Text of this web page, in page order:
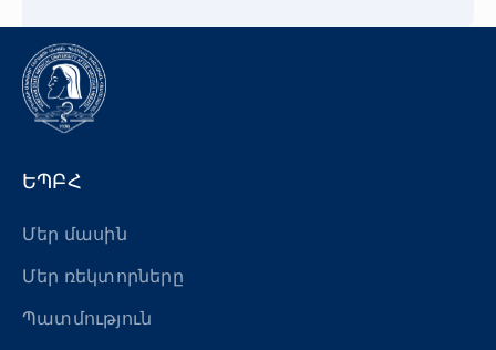
ԵՊԲՀ
Մեր մասին
Մեր ռեկտորները
Պատմություն